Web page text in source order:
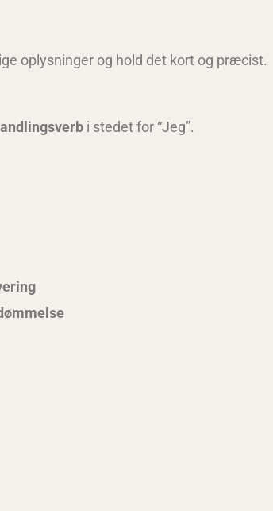
oplysninger og hold det kort og præcist.
i stedet for “Jeg”.